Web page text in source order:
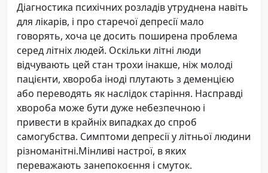
Діагностика психічних розладів утруднена навіть
для лікарів, і про старечої депресії мало
говорять, хоча це досить поширена проблема
серед літніх людей. Оскільки літні люди
відчувають цей стан трохи інакше, ніж молоді
пацієнти, хвороба іноді плутають з деменцією
або переводять як наслідок старіння. Насправді
хвороба може бути дуже небезпечною і
привести в крайніх випадках до спроб
самогубства. Симптоми депресії у літньої людини
різноманітні.Мінливі настрої, в яких
переважають занепокоєння і смуток.